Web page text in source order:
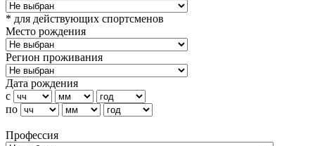
* для действующих спортсменов
Место рождения
Регион проживания
Дата рождения
с
по
Профессия